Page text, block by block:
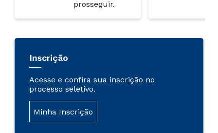
prosseguir.
Inscrição
Acesse e confira sua inscrição no
processo seletivo.
Minha Inscrição